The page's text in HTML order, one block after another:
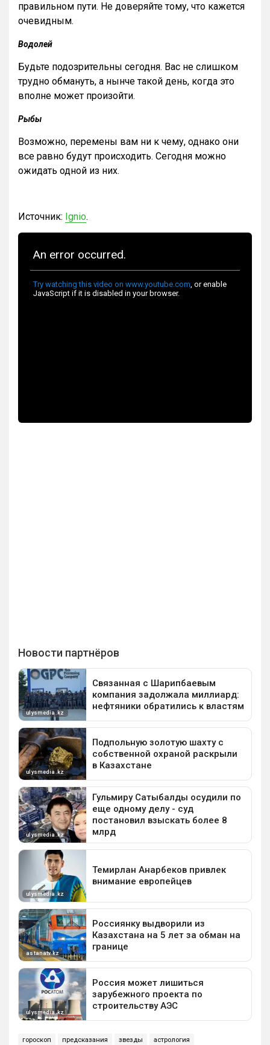
правильном пути. Не доверяйте тому, что кажется
очевидным.
Водолей
Будьте подозрительны сегодня. Вас не слишком
трудно обмануть, а нынче такой день, когда это
вполне может произойти.
Рыбы
Возможно, перемены вам ни к чему, однако они
все равно будут происходить. Сегодня можно
ожидать одной из них.
Источник: Ignio.
гороскоп предсказания звезды астрология